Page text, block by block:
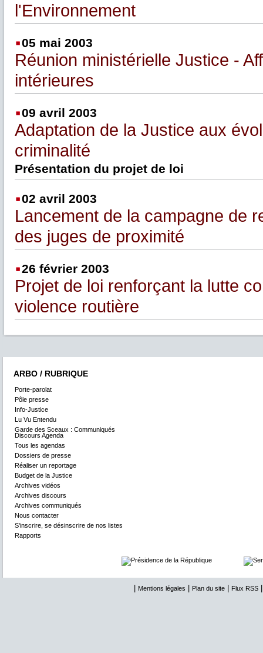
l'Environnement
05 mai 2003
Réunion ministérielle Justice -
intérieures
09 avril 2003
Adaptation de la Justice aux
criminalité
Présentation du projet de loi
02 avril 2003
Lancement de la campagne de
des juges de proximité
26 février 2003
Projet de loi renforçant la lutte
violence routière
ARBO / RUBRIQUE
Porte-parolat
Pôle presse
Info-Justice
Lu Vu Entendu
Garde des Sceaux : Communiqués
Discours Agenda
Tous les agendas
Dossiers de presse
Réaliser un reportage
Budget de la Justice
Archives vidéos
Archives discours
Archives communiqués
Nous contacter
S'inscrire, se désinscrire de nos listes
Rapports
Mentions légales Plan du site Flux RSS